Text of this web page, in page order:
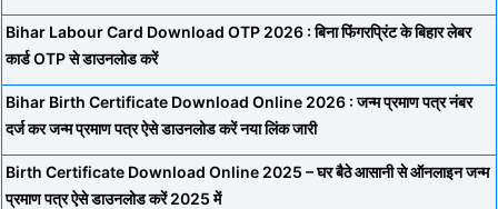
Bihar Labour Card Download OTP 2026 : बिना फिंगरप्रिंट के बिहार लेबर
कार्ड OTP से डाउनलोड करें
Bihar Birth Certificate Download Online 2026 : जन्म प्रमाण पत्र नंबर
दर्ज कर जन्म प्रमाण पत्र ऐसे डाउनलोड करें नया लिंक जारी
Birth Certificate Download Online 2025 – घर बैठे आसानी से ऑनलाइन जन्म
प्रमाण पत्र ऐसे डाउनलोड करें 2025 में